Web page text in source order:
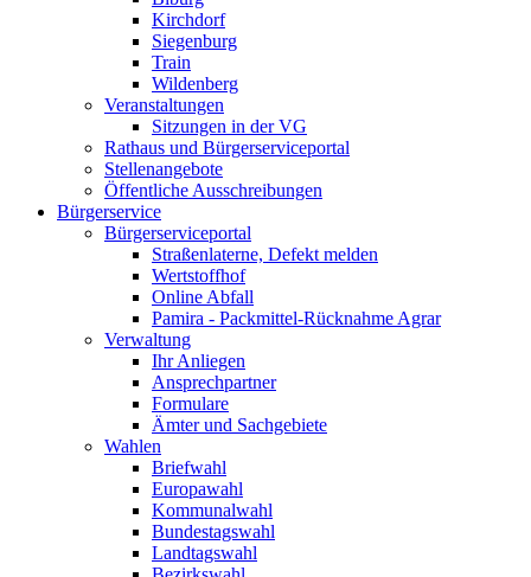
Kirchdorf
Siegenburg
Train
Wildenberg
Veranstaltungen
Sitzungen in der VG
Rathaus und Bürgerserviceportal
Stellenangebote
Öffentliche Ausschreibungen
Bürgerservice
Bürgerserviceportal
Straßenlaterne, Defekt melden
Wertstoffhof
Online Abfall
Pamira - Packmittel-Rücknahme Agrar
Verwaltung
Ihr Anliegen
Ansprechpartner
Formulare
Ämter und Sachgebiete
Wahlen
Briefwahl
Europawahl
Kommunalwahl
Bundestagswahl
Landtagswahl